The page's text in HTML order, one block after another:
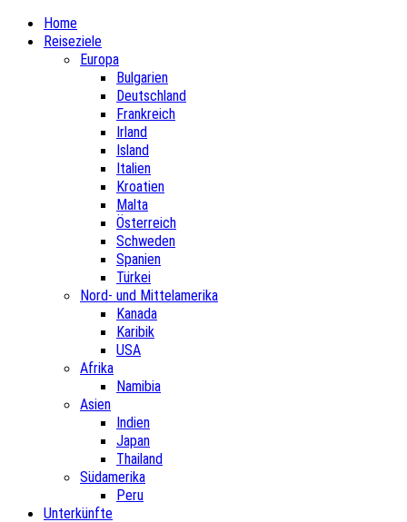
Home
Reiseziele
Europa
Bulgarien
Deutschland
Frankreich
Irland
Island
Italien
Kroatien
Malta
Österreich
Schweden
Spanien
Türkei
Nord- und Mittelamerika
Kanada
Karibik
USA
Afrika
Namibia
Asien
Indien
Japan
Thailand
Südamerika
Peru
Unterkünfte